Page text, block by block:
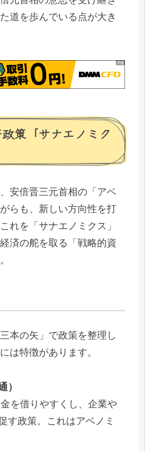
道を歩んでいる点が大き
策「サナエノミク
安倍晋三元首相の「アベ
らも、新しい方向性を打
れを「サナエノミクス」
済の舵を取る「戦略的資
本の矢」で政策を整理し
は特徴があります。
）
を借りやすくし、企業や
す政策。これはアベノミ